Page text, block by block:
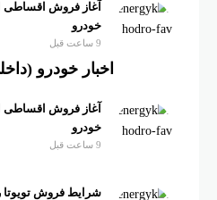
خودرو
9 ساعت قبل
اخبار خودرو
خودرو
9 ساعت قبل